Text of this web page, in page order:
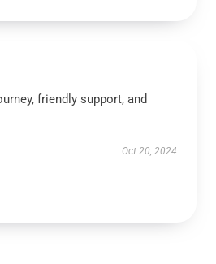
friendly support, and
Oct 20, 2024